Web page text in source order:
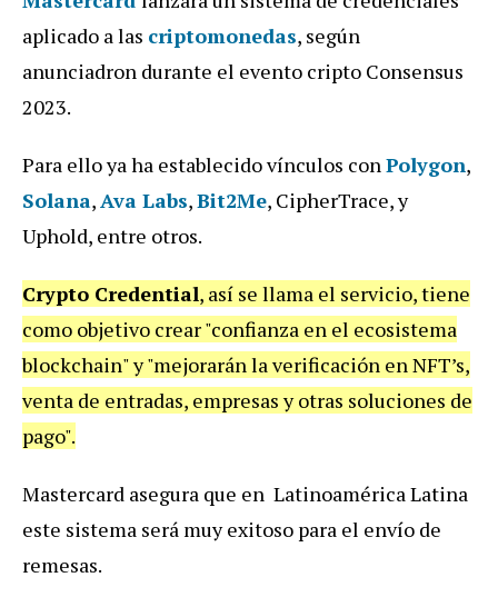
aplicado a las criptomonedas, según
anunciadron durante el evento cripto Consensus
2023.
Para ello ya ha establecido vínculos conPolygon,
Solana,Ava Labs,Bit2Me, CipherTrace, y
Uphold, entre otros.
Crypto Credential, así se llama el servicio, tiene
como objetivo crear "confianza en el ecosistema
blockchain" y "mejorarán la verificación en NFT’s,
venta de entradas, empresas y otras soluciones de
pago".
Mastercard asegura que en Latinoamérica Latina
este sistema será muy exitoso para el envío de
remesas.